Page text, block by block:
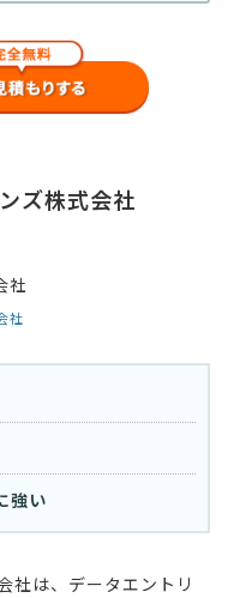
ズ株式会社
社
強い
社は、データエントリ